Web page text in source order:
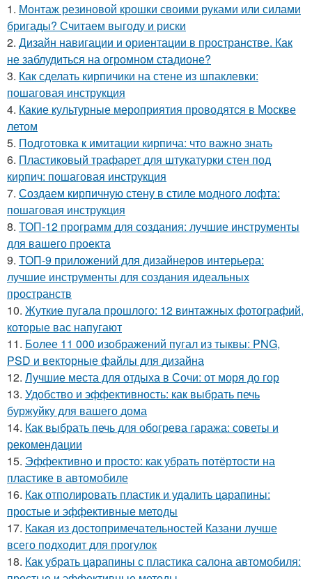
1. Монтаж резиновой крошки своими руками или силами
бригады? Считаем выгоду и риски
2. Дизайн навигации и ориентации в пространстве. Как
не заблудиться на огромном стадионе?
3. Как сделать кирпичики на стене из шпаклевки:
пошаговая инструкция
4. Какие культурные мероприятия проводятся в Москве
летом
5. Подготовка к имитации кирпича: что важно знать
6. Пластиковый трафарет для штукатурки стен под
кирпич: пошаговая инструкция
7. Создаем кирпичную стену в стиле модного лофта:
пошаговая инструкция
8. ТОП-12 программ для создания: лучшие инструменты
для вашего проекта
9. ТОП-9 приложений для дизайнеров интерьера:
лучшие инструменты для создания идеальных
пространств
10. Жуткие пугала прошлого: 12 винтажных фотографий,
которые вас напугают
11. Более 11 000 изображений пугал из тыквы: PNG,
PSD и векторные файлы для дизайна
12. Лучшие места для отдыха в Сочи: от моря до гор
13. Удобство и эффективность: как выбрать печь
буржуйку для вашего дома
14. Как выбрать печь для обогрева гаража: советы и
рекомендации
15. Эффективно и просто: как убрать потёртости на
пластике в автомобиле
16. Как отполировать пластик и удалить царапины:
простые и эффективные методы
17. Какая из достопримечательностей Казани лучше
всего подходит для прогулок
18. Как убрать царапины с пластика салона автомобиля: